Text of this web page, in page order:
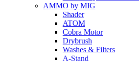
AMMO by MIG
Shader
ATOM
Cobra Motor
Drybrush
Washes & Filters
A-Stand